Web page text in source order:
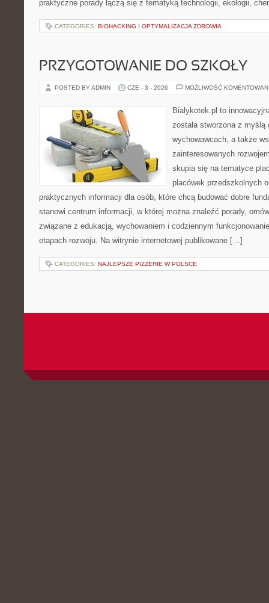
praktyczne porady łączą się z tematyką technologii, ekologii,
CATEGORIES: BIOHACKING I OPTYMALIZACJA ZDROWIA
PRZYGOTOWANIE DO SZKOŁY
POSTED BY ADMIN CZE - 3 - 2026 MOŻLIWOŚĆ
Bialykotek.pl to
została stworzona z myślą
wychowawcach, a także
zainteresowanych
skupia się na tematyce
placówek przedszkolnych
praktycznych informacji dla osób, które chcą budować dobre
stanowi centrum informacji, w której można znaleźć porady,
związane z edukacją, wychowaniem i codziennym
etapach rozwoju. Na witrynie internetowej publikowane […]
CATEGORIES: NAJLEPSZE PIZZERIE W POLSCE